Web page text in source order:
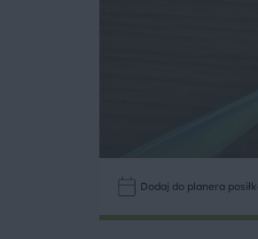
Dodaj do planera